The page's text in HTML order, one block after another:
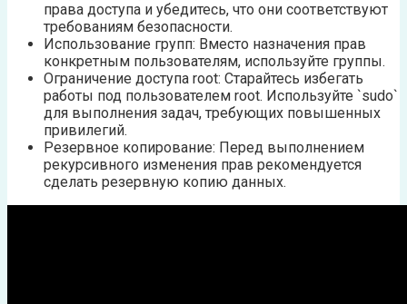
права доступа и убедитесь, что они соответствуют
требованиям безопасности.
Использование групп: Вместо назначения прав
конкретным пользователям, используйте группы.
Ограничение доступа root: Старайтесь избегать
работы под пользователем root. Используйте `sudo`
для выполнения задач, требующих повышенных
привилегий.
Резервное копирование: Перед выполнением
рекурсивного изменения прав рекомендуется
сделать резервную копию данных.